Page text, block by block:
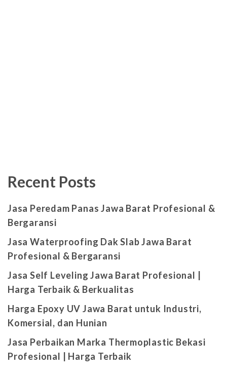
Recent Posts
Jasa Peredam Panas Jawa Barat Profesional &
Bergaransi
Jasa Waterproofing Dak Slab Jawa Barat
Profesional & Bergaransi
Jasa Self Leveling Jawa Barat Profesional |
Harga Terbaik & Berkualitas
Harga Epoxy UV Jawa Barat untuk Industri,
Komersial, dan Hunian
Jasa Perbaikan Marka Thermoplastic Bekasi
Profesional | Harga Terbaik